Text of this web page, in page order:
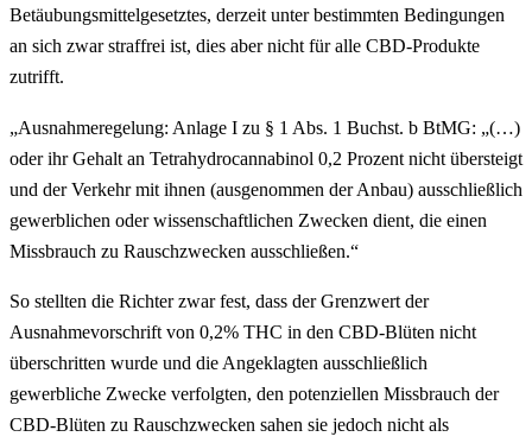
Betäubungsmittelgesetztes, derzeit unter bestimmten Bedingungen
an sich zwar straffrei ist, dies aber nicht für alle CBD-Produkte
zutrifft.
„Ausnahmeregelung: Anlage I zu § 1 Abs. 1 Buchst. b BtMG: „(…)
oder ihr Gehalt an Tetrahydrocannabinol 0,2 Prozent nicht übersteigt
und der Verkehr mit ihnen (ausgenommen der Anbau) ausschließlich
gewerblichen oder wissenschaftlichen Zwecken dient, die einen
Missbrauch zu Rauschzwecken ausschließen.“
So stellten die Richter zwar fest, dass der Grenzwert der
Ausnahmevorschrift von 0,2% THC in den CBD-Blüten nicht
überschritten wurde und die Angeklagten ausschließlich
gewerbliche Zwecke verfolgten, den potenziellen Missbrauch der
CBD-Blüten zu Rauschzwecken sahen sie jedoch nicht als